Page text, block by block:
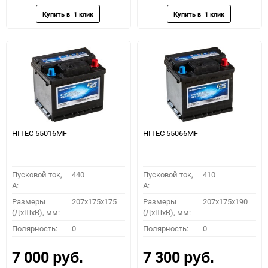
HITEC 55016MF
Пусковой ток,
A:
440
Размеры
(ДхШхВ), мм:
207x175x175
Полярность: 0
7 000 руб.
HITEC 55066MF
Пусковой ток,
A:
410
Размеры
(ДхШхВ), мм:
207x175x190
Полярность: 0
7 300 руб.